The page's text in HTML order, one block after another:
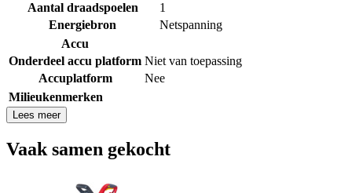
Aantal draadspoelen
1
Energiebron
Netspanning
Accu
Onderdeel accu platform Niet van toepassing
Accuplatform
Nee
Milieukenmerken
Lees meer
Vaak samen gekocht